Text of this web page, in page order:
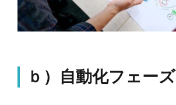
ｂ）自動化フェーズ